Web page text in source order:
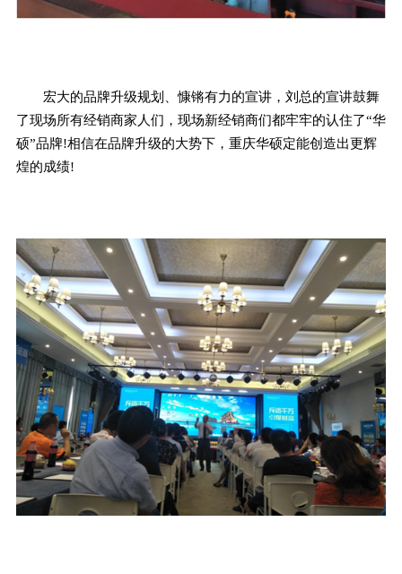
宏大的品牌升级规划、慷锵有力的宣讲，刘总的宣讲鼓舞
了现场所有经销商家人们，现场新经销商们都牢牢的认住了“华
硕”品牌!相信在品牌升级的大势下，重庆华硕定能创造出更辉
煌的成绩!